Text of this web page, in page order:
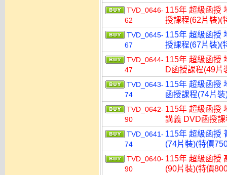
TVD_0646-
62
115年 超級函授
授課程(62片裝)(
TVD_0645-
67
115年 超級函授
授課程(67片裝)(
TVD_0644-
47
115年 超級函授
D函授課程(49片
TVD_0643-
74
115年 超級函授
函授課程(74片
TVD_0642-
90
115年 超級函授
講義 DVD函授
TVD_0641-
74
115年 超級函授
(74片裝)(特價
TVD_0640-
90
115年 超級函授
(90片裝)(特價